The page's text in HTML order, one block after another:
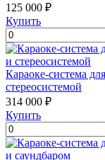
125 000 ₽
Купить
Караоке-система
стереосистемой
314 000 ₽
Купить